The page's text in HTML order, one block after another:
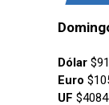
Dólar
Euro
UF